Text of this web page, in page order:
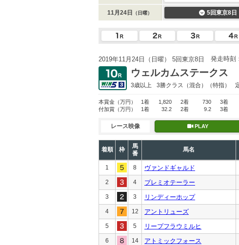
11月24日 （日曜） 5回東京8日
2019年11月24日（日曜） 5回東京8日 発走時刻
ウェルカムステークス
3歳以上 3勝クラス （混合）（特指）
本賞金 （万円） 1着 1,820 2着 730 3着
付加賞 （万円） 1着 32.2 2着 9.2 3着
レース映像 PLAY
着順 枠
馬
番
馬名
1 8 ヴァンドギャルド
2 4 プレミオテーラー
3 3 リンディーホップ
4 12 アントリューズ
5 5 リープフラウミルヒ
6 14 アトミックフォース